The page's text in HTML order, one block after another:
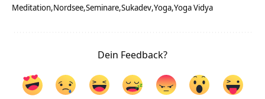
Meditation Nordsee Seminare Sukadev Yoga Yoga Vidya
Dein Feedback?